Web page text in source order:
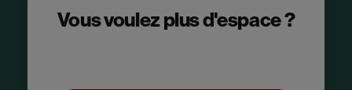
Vous voulez plus d'espace ?